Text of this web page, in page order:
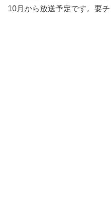
10月から放送予定です。要チ